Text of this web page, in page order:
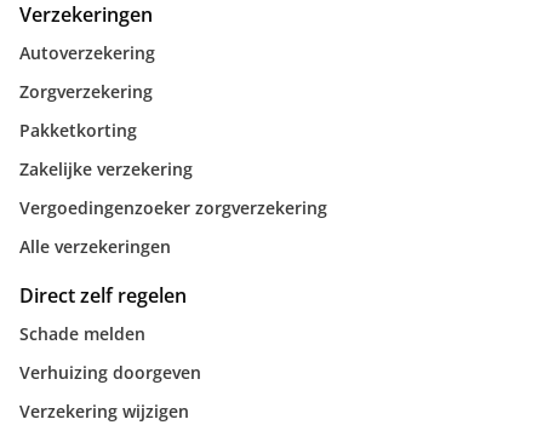
Verzekeringen
Autoverzekering
Zorgverzekering
Pakketkorting
Zakelijke verzekering
Vergoedingenzoeker zorgverzekering
Alle verzekeringen
Direct zelf regelen
Schade melden
Verhuizing doorgeven
Verzekering wijzigen